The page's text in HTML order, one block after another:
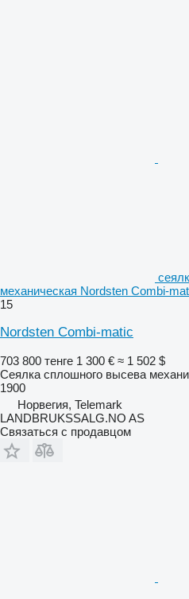
механическая Nordsten Combi-
15
Nordsten Combi-matic
703 800 тенге 1 300 € ≈ 1 502 $
Сеялка сплошного высева
1900
Норвегия, Telemark
LANDBRUKSSALG.NO AS
Связаться с продавцом